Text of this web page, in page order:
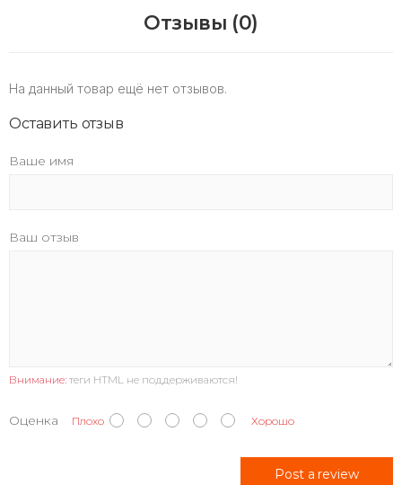
Отзывы (0)
На данный товар ещё нет отзывов.
Оставить отзыв
Ваше имя
Ваш отзыв
Внимание: теги HTML не поддерживаются!
Оценка Плохо Хорошо
Post a review